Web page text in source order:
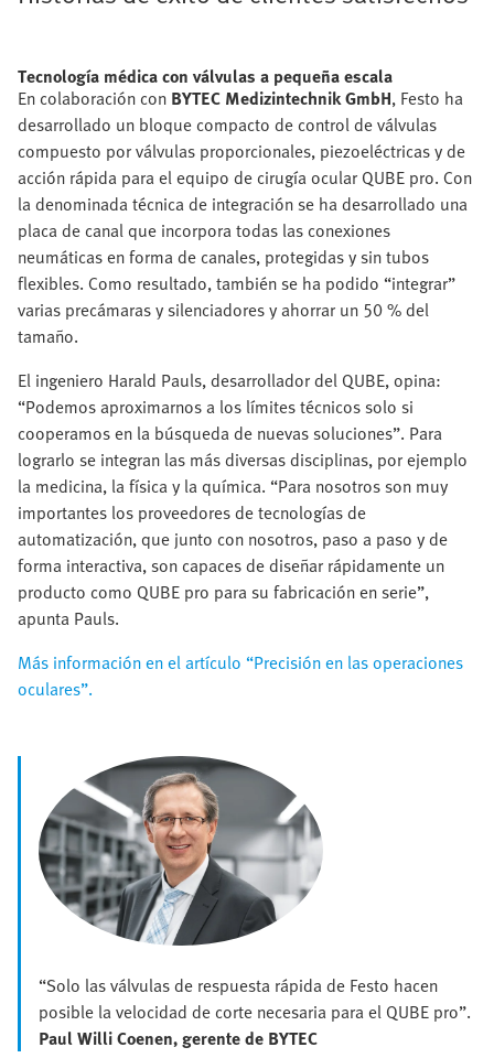
Tecnología médica con válvulas a pequeña escala
En colaboración con BYTEC Medizintechnik GmbH, Festo ha
desarrollado un bloque compacto de control de válvulas
compuesto por válvulas proporcionales, piezoeléctricas y de
acción rápida para el equipo de cirugía ocular QUBE pro. Con
la denominada técnica de integración se ha desarrollado una
placa de canal que incorpora todas las conexiones
neumáticas en forma de canales, protegidas y sin tubos
flexibles. Como resultado, también se ha podido “integrar”
varias precámaras y silenciadores y ahorrar un 50 % del
tamaño.
El ingeniero Harald Pauls, desarrollador del QUBE, opina:
“Podemos aproximarnos a los límites técnicos solo si
cooperamos en la búsqueda de nuevas soluciones”. Para
lograrlo se integran las más diversas disciplinas, por ejemplo
la medicina, la física y la química. “Para nosotros son muy
importantes los proveedores de tecnologías de
automatización, que junto con nosotros, paso a paso y de
forma interactiva, son capaces de diseñar rápidamente un
producto como QUBE pro para su fabricación en serie”,
apunta Pauls.
Más información en el artículo “Precisión en las operaciones
oculares”.
“Solo las válvulas de respuesta rápida de Festo hacen
posible la velocidad de corte necesaria para el QUBE pro”.
Paul Willi Coenen, gerente de BYTEC